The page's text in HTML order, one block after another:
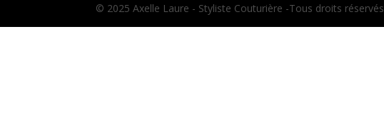
© 2025 Axelle Laure - Styliste Couturière -Tous droits réservés